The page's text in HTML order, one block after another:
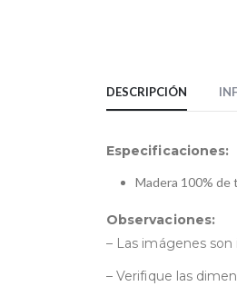
DESCRIPCIÓN
Especificaciones:
Madera 100% de
Observaciones:
– Las imágenes
– Verifique las